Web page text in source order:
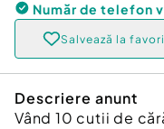
Număr de telefon
Salvează la
Descriere anunt
Vând 10 cutii de